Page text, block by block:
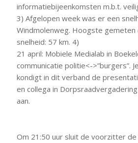
informatiebijeenkomsten m.b.t.
3) Afgelopen week was er een
Windmolenweg. Hoogste
snelheid: 57 km. 4)
21 april: Mobiele Medialab in
communicatie politie<->”burgers”.
kondigt in dit verband de
en collega in
aan.
Om 21:50 uur sluit de voorzitter